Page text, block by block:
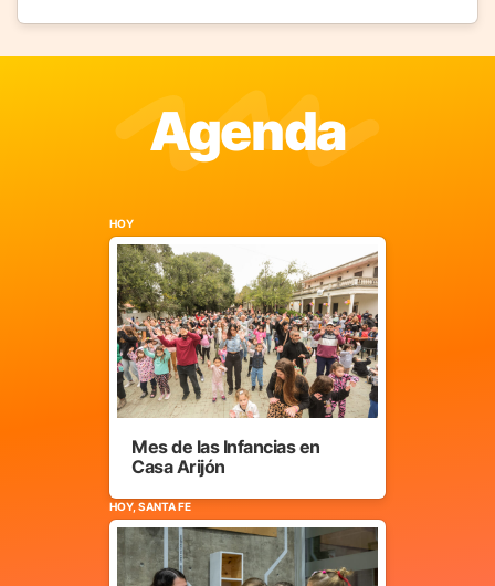
Agenda
HOY
Mes de las Infancias en
Casa Arijón
HOY, SANTA FE